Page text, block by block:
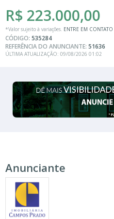
R$ 223.000,00
*Valor sujeito à variações. ENTRE EM CONTATO
CÓDIGO:535284
REFERÊNCIA DO ANUNCIANTE:51636
ÚLTIMA ATUALIZAÇÃO: 09/08/2026 01:02
Anunciante